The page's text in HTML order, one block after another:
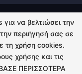
Reserved.
για να βελτιώσει την
περιήγησή σας σε
τη χρήση cookies.
χρήσης και τις
ΠΕΡΙΣΣΟΤΕΡΑ